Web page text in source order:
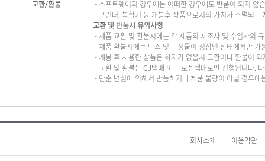
교환/환불
- 소프트웨어의 경우에는 어떠한 경우에도 반품이 되지 않
- 프린터, 복합기 등 개봉후 상품으로서의 가치가 소멸되는
교환 및 반품시 유의사항
- 제품 교환 및 환불시에는 각 제품의 제조사 및 수입사의
- 제품 환불시에는 박스 및 구성물이 정상인 상태에서만 가
- 개봉 후 사용한 상품은 하자가 없을시 교환이나 환불이
- 교환 및 환불은 CJ택배 또는 로젠택배로만 진행됩니다.
- 단순 변심에 의해서 반품하거나 제품 불량이 아닐 경우
회사소개 이용약관